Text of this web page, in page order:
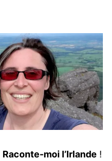
Raconte-moi l’Irlande !